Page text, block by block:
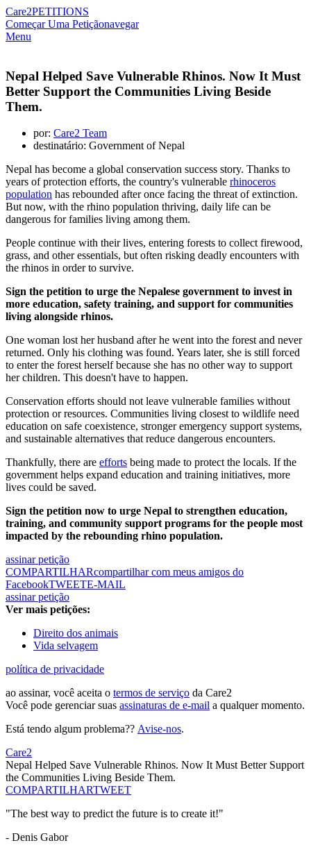
Care2PETITIONS
Começar Uma Petiçãonavegar
Menu
Nepal Helped Save Vulnerable Rhinos. Now It Must
Better Support the Communities Living Beside
Them.
por: Care2 Team
destinatário: Government of Nepal
Nepal has become a global conservation success story. Thanks to
years of protection efforts, the country's vulnerable rhinoceros
population has rebounded after once facing the threat of extinction.
But now, with the rhino population thriving, daily life can be
dangerous for families living among them.
People continue with their lives, entering forests to collect firewood,
grass, and other essentials, but often risking deadly encounters with
the rhinos in order to survive.
Sign the petition to urge the Nepalese government to invest in
more education, safety training, and support for communities
living alongside rhinos.
One woman lost her husband after he went into the forest and never
returned. Only his clothing was found. Years later, she is still forced
to enter the forest herself because she has no other way to support
her children. This doesn't have to happen.
Conservation efforts should not leave vulnerable families without
protection or resources. Communities living closest to wildlife need
education on safe coexistence, stronger emergency support systems,
and sustainable alternatives that reduce dangerous encounters.
Thankfully, there are efforts being made to protect the locals. If the
government helps expand education and training initiatives, more
lives could be saved.
Sign the petition now to urge Nepal to strengthen education,
training, and community support programs for the people most
impacted by the rebounding rhino population.
assinar petição
COMPARTILHARcompartilhar com meus amigos do
FacebookTWEETE-MAIL
assinar petição
Ver mais petições:
Direito dos animais
Vida selvagem
política de privacidade
ao assinar, você aceita o termos de serviço da Care2
Você pode gerenciar suas assinaturas de e-mail a qualquer momento.
Está tendo algum problema?? Avise-nos.
Care2
Nepal Helped Save Vulnerable Rhinos. Now It Must Better Support
the Communities Living Beside Them.
COMPARTILHARTWEET
"The best way to predict the future is to create it!"
- Denis Gabor